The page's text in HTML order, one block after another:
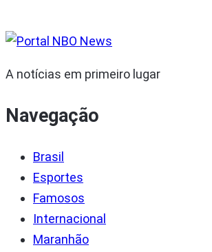
A notícias em primeiro lugar
Navegação
Brasil
Esportes
Famosos
Internacional
Maranhão